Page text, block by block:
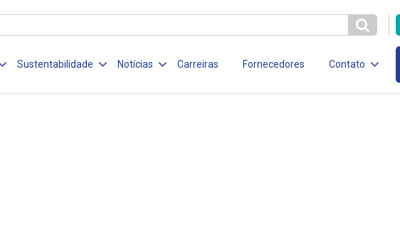
Sustentabilidade Notícias Carreiras Fornecedores Contato